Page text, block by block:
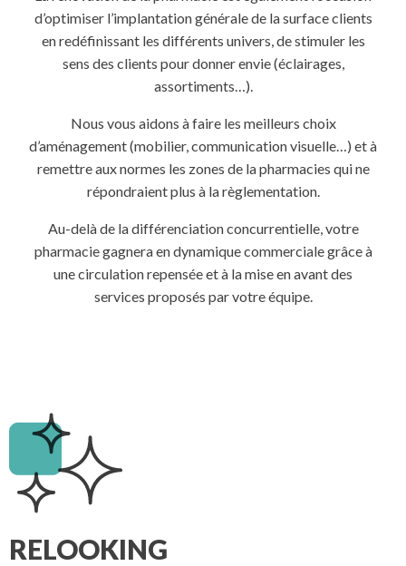
d’optimiser l’implantation générale de la surface clients
en redéfinissant les différents univers, de stimuler les
sens des clients pour donner envie (éclairages,
assortiments…).
Nous vous aidons à faire les meilleurs choix
d’aménagement (mobilier, communication visuelle…) et à
remettre aux normes les zones de la pharmacies qui ne
répondraient plus à la règlementation.
Au-delà de la différenciation concurrentielle, votre
pharmacie gagnera en dynamique commerciale grâce à
une circulation repensée et à la mise en avant des
services proposés par votre équipe.
RELOOKING